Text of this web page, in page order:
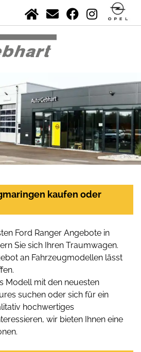
kaufen oder
Ford Ranger Angebote in
Sie sich Ihren Traumwagen.
an Fahrzeugmodellen lässt
Modell mit den neuesten
suchen oder sich für ein
hochwertiges
wir bieten Ihnen eine